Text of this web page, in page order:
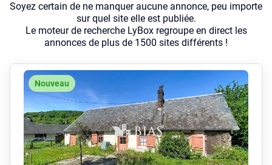
Soyez certain de ne manquer aucune annonce, peu importe
sur quel site elle est publiée.
Le moteur de recherche LyBox regroupe en direct les
annonces de plus de 1500 sites différents !
Nouveau